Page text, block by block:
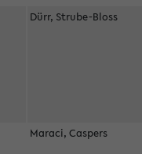
Dürr, Strube-Bloss
Maraci, Caspers